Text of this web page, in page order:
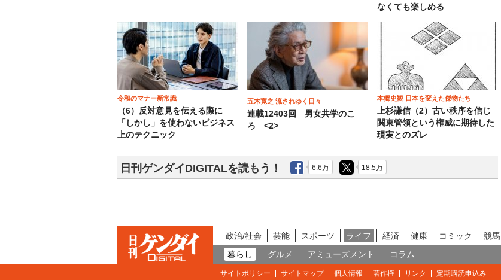
なくても楽しめる
令和のマナー新常識
（6）反対意見を伝える際に
「しかし」を使わないビジネス
上のテクニック
五木寛之 流されゆく日々
連載12403回 男女共学のこ
ろ <2>
本郷史観 日本を変えた傑物たち
上杉謙信（2）古い秩序を信じ
関東管領という権威に期待した
現実とのズレ
日刊ゲンダイDIGITALを読もう！ 6.6万 18.5万
政治/社会 芸能 スポーツ ライフ 経済 健康 コミック 競馬
暮らし
グルメ アミューズメント コラム
サイトポリシー サイトマップ 個人情報 著作権 リンク 定期購読申込み